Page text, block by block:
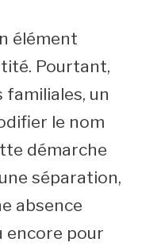
élément
Pourtant,
un
le nom
démarche
séparation,
absence
encore pour